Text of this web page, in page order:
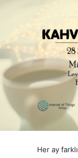
Her ay